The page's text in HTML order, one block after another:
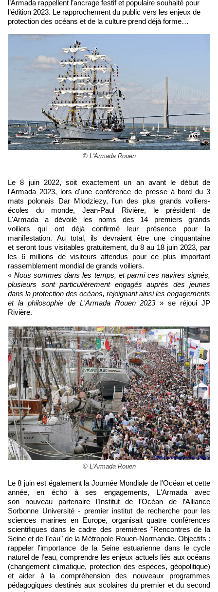
l’Armada rappellent l’ancrage festif et populaire souhaité pour
l’édition 2023. Le rapprochement du public vers les enjeux de
protection des océans et de la culture prend déjà forme…
© L'Armada Rouen
Le 8 juin 2022, soit exactement un an avant le début de
l'Armada 2023, lors d'une conférence de presse à bord du 3
mats polonais Dar Mlodziezy, l'un des plus grands voiliers-
écoles du monde, Jean-Paul Rivière, le président de
L'Armada a dévoilé les noms des 14 premiers grands
voiliers qui ont déjà confirmé leur présence pour la
manifestation. Au total, ils devraient être une cinquantaine
et seront tous visitables gratuitement, du 8 au 18 juin 2023, par
les 6 millions de visiteurs attendus pour ce plus important
rassemblement mondial de grands voiliers.
«Nous sommes dans les temps, et parmi ces navires signés,
plusieurs sont particulièrement engagés auprès des jeunes
dans la protection des océans, rejoignant ainsi les engagements
et la philosophie de L'Armada Rouen 2023» se réjoui JP
Rivière.
© L'Armada Rouen
Le 8 juin est également la Journée Mondiale de l'Océan et cette
année, en écho à ses engagements, L'Armada avec
son nouveau partenaire l’Institut de l’Océan de l’Alliance
Sorbonne Université - premier institut de recherche pour les
sciences marines en Europe, organisait quatre conférences
scientifiques dans le cadre des premières "Rencontres de la
Seine et de l’eau" de la Métropole Rouen-Normandie. Objectifs :
rappeler l’importance de la Seine estuarienne dans le cycle
naturel de l’eau, comprendre les enjeux actuels liés aux océans
(changement climatique, protection des espèces, géopolitique)
et aider à la compréhension des nouveaux programmes
pédagogiques destinés aux scolaires du premier et du second